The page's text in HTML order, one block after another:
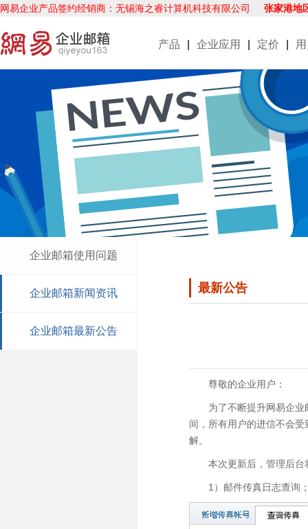
网易企业产品签约经销商：无锡海之睿计算机科技有限公司 张家港地
产品 企业应用 定价
企业邮箱使用问题
企业邮箱新闻资讯
企业邮箱最新公告
最新公告
尊敬的企业用户：
为了不断提升网易企
间，所有用户的进信不会
解。
本次更新后，管理后台
1）邮件传真日志查询